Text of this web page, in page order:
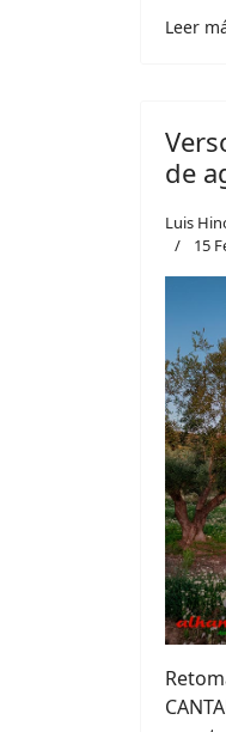
Leer
de
Luis
15